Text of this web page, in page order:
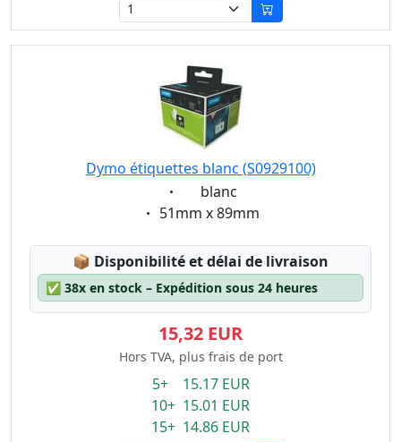
Dymo étiquettes blanc (S0929100)
Eigenschaft:
blanc
Eigenschaft:
51mm x 89mm
📦 Lagerstatus:
Disponibilité et délai de livraison
✅ 38x en stock – Expédition sous 24 heures
15,32 EUR
Hors TVA, plus frais de port
5+ 15.17 EUR
10+ 15.01 EUR
15+ 14.86 EUR